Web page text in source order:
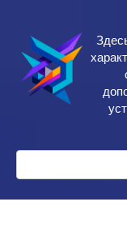
контенту
Поиск: